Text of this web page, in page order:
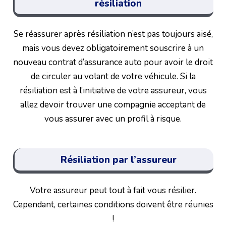
résiliation
Se réassurer après résiliation n’est pas toujours aisé,
mais vous devez obligatoirement souscrire à un
nouveau contrat d’assurance auto pour avoir le droit
de circuler au volant de votre véhicule. Si la
résiliation est à l’initiative de votre assureur, vous
allez devoir trouver une compagnie acceptant de
vous assurer avec un profil à risque.
Résiliation par l’assureur
Votre assureur peut tout à fait vous résilier.
Cependant, certaines conditions doivent être réunies
!